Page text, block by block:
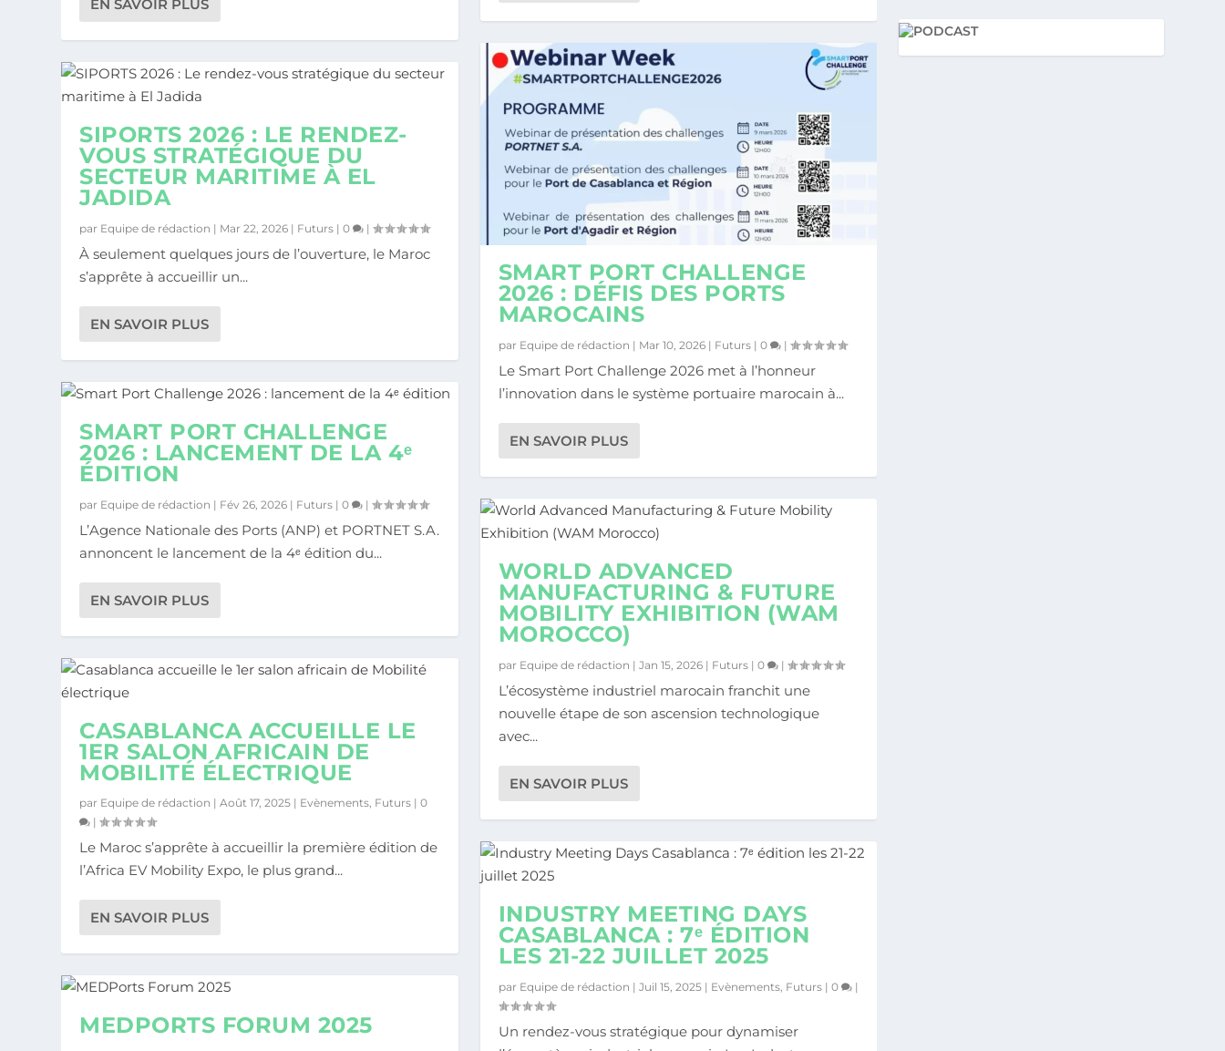
EN SAVOIR PLUS
SIPORTS 2026 : LE RENDEZ-
VOUS STRATÉGIQUE DU
SECTEUR MARITIME À EL
JADIDA
par Equipe de rédaction | Mar 22, 2026 | Futurs |0 |
À seulement quelques jours de l’ouverture, le Maroc
s’apprête à accueillir un...
EN SAVOIR PLUS
SMART PORT CHALLENGE
2026 : LANCEMENT DE LA 4ᵉ
ÉDITION
par Equipe de rédaction | Fév 26, 2026 | Futurs |0 |
L’Agence Nationale des Ports (ANP) et PORTNET S.A.
annoncent le lancement de la 4ᵉ édition du...
EN SAVOIR PLUS
CASABLANCA ACCUEILLE LE
1ER SALON AFRICAIN DE
MOBILITÉ ÉLECTRIQUE
par Equipe de rédaction |Août 17, 2025 | Evènements Futurs |0
|
Le Maroc s’apprête à accueillir la première édition de
l’Africa EV Mobility Expo, le plus grand...
EN SAVOIR PLUS
MEDPORTS FORUM 2025
SMART PORT CHALLENGE
2026 : DÉFIS DES PORTS
MAROCAINS
par Equipe de rédaction | Mar 10, 2026| Futurs| 0 |
Le Smart Port Challenge 2026 met à l’honneur
l’innovation dans le système portuaire marocain à...
EN SAVOIR PLUS
WORLD ADVANCED
MANUFACTURING & FUTURE
MOBILITY EXHIBITION (WAM
MOROCCO)
par Equipe de rédaction | Jan 15, 2026| Futurs| 0 |
L’écosystème industriel marocain franchit une
nouvelle étape de son ascension technologique
avec...
EN SAVOIR PLUS
INDUSTRY MEETING DAYS
CASABLANCA : 7ᵉ ÉDITION
LES 21-22 JUILLET 2025
par Equipe de rédaction | Juil 15, 2025| Evènements, Futurs| 0 |
Un rendez-vous stratégique pour dynamiser